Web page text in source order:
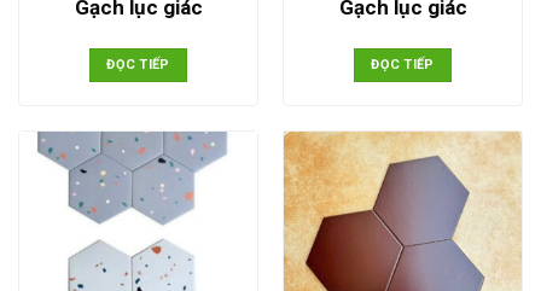
Gạch lục giác
ĐỌC TIẾP
Gạch lục giác
ĐỌC TIẾP